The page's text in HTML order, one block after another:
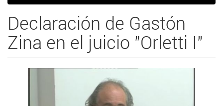
Declaración de Gastón
Zina en el juicio "Orletti I"